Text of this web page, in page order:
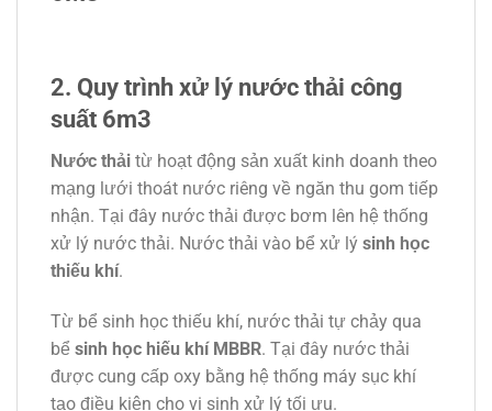
2. Quy trình xử lý nước thải công
suất 6m3
Nước thải từ hoạt động sản xuất kinh doanh theo
mạng lưới thoát nước riêng về ngăn thu gom tiếp
nhận. Tại đây nước thải được bơm lên hệ thống
xử lý nước thải. Nước thải vào bể xử lý sinh học
thiếu khí.
Từ bể sinh học thiếu khí, nước thải tự chảy qua
bể sinh học hiếu khí MBBR. Tại đây nước thải
được cung cấp oxy bằng hệ thống máy sục khí
tạo điều kiện cho vi sinh xử lý tối ưu.